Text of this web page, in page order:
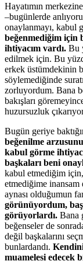
Hayatımın
–bugünlerde
onaylanmayı, kabul
beğenmediğim için
ihtiyacım vardı. Bu
edilmek için. Bu
erkek üstümdekinin
söylemediğinde
zorluyordum. Bana
bakışları
huzursuzluk
Bugün geriye
beğenilme
kabul görme
başkaları beni
kabul etmediğim
etmediğime
aynası olduğumun
görünüyordum,
görüyorlardı. Bana
beğenseler de
değil başkalarını
bunlardandı.
muamelesi edecek